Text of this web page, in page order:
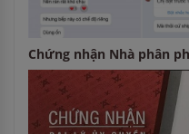
Chứng nhận Nhà phân